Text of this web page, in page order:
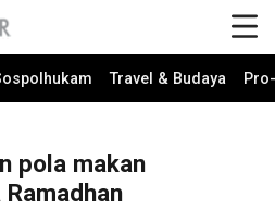
Travel & Budaya
pola makan